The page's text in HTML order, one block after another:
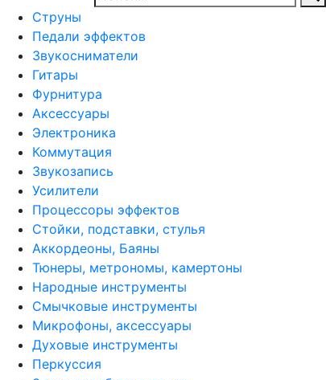
Струны
Педали эффектов
Звукосниматели
Гитары
Фурнитура
Аксессуары
Электроника
Коммутация
Звукозапись
Усилители
Процессоры эффектов
Стойки, подставки, стулья
Аккордеоны, Баяны
Тюнеры, метрономы, камертоны
Народные инструменты
Смычковые инструменты
Микрофоны, аксессуары
Духовые инструменты
Перкуссия